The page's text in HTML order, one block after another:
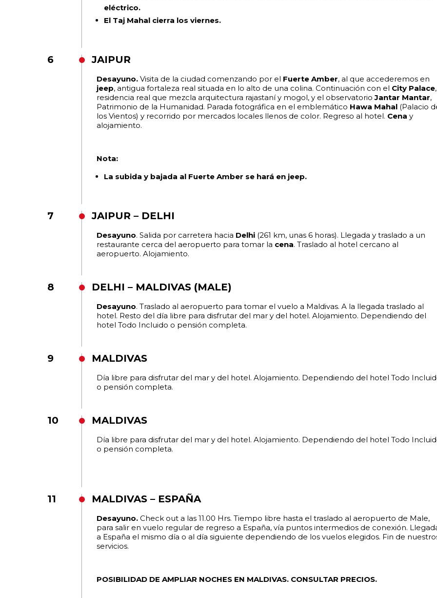
eléctrico.
El Taj Mahal cierra los viernes.
6 JAIPUR
Desayuno. Visita de la ciudad comenzando por el Fuerte Amber, al que accederemos en
jeep, antigua fortaleza real situada en lo alto de una colina. Continuación con el City Palace,
residencia real que mezcla arquitectura rajastaní y mogol, y el observatorioJantar Mantar,
Patrimonio de la Humanidad. Parada fotográfica en el emblemático Hawa Mahal (Palacio
los Vientos) y recorrido por mercados locales llenos de color. Regreso al hotel. Cena y
alojamiento.
Nota:
La subida y bajada al Fuerte Amber se hará en jeep.
7 JAIPUR – DELHI
Desayuno. Salida por carretera hacia Delhi (261 km, unas 6 horas). Llegada y traslado a un
restaurante cerca del aeropuerto para tomar la cena. Traslado al hotel cercano al
aeropuerto. Alojamiento.
8 DELHI – MALDIVAS (MALE)
Desayuno. Traslado al aeropuerto para tomar el vuelo a Maldivas. A la llegada traslado al
hotel. Resto del día libre para disfrutar del mar y del hotel. Alojamiento. Dependiendo del
hotel Todo Incluido o pensión completa.
9 MALDIVAS
Día libre para disfrutar del mar y del hotel. Alojamiento. Dependiendo del hotel Todo
o pensión completa.
10 MALDIVAS
Día libre para disfrutar del mar y del hotel. Alojamiento. Dependiendo del hotel Todo
o pensión completa.
11 MALDIVAS – ESPAÑA
Desayuno. Check out a las 11.00 Hrs. Tiempo libre hasta el traslado al aeropuerto de Male,
para salir en vuelo regular de regreso a España, vía puntos intermedios de conexión.
a España el mismo día o al día siguiente dependiendo de los vuelos elegidos. Fin de
servicios.
POSIBILIDAD DE AMPLIAR NOCHES EN MALDIVAS. CONSULTAR PRECIOS.